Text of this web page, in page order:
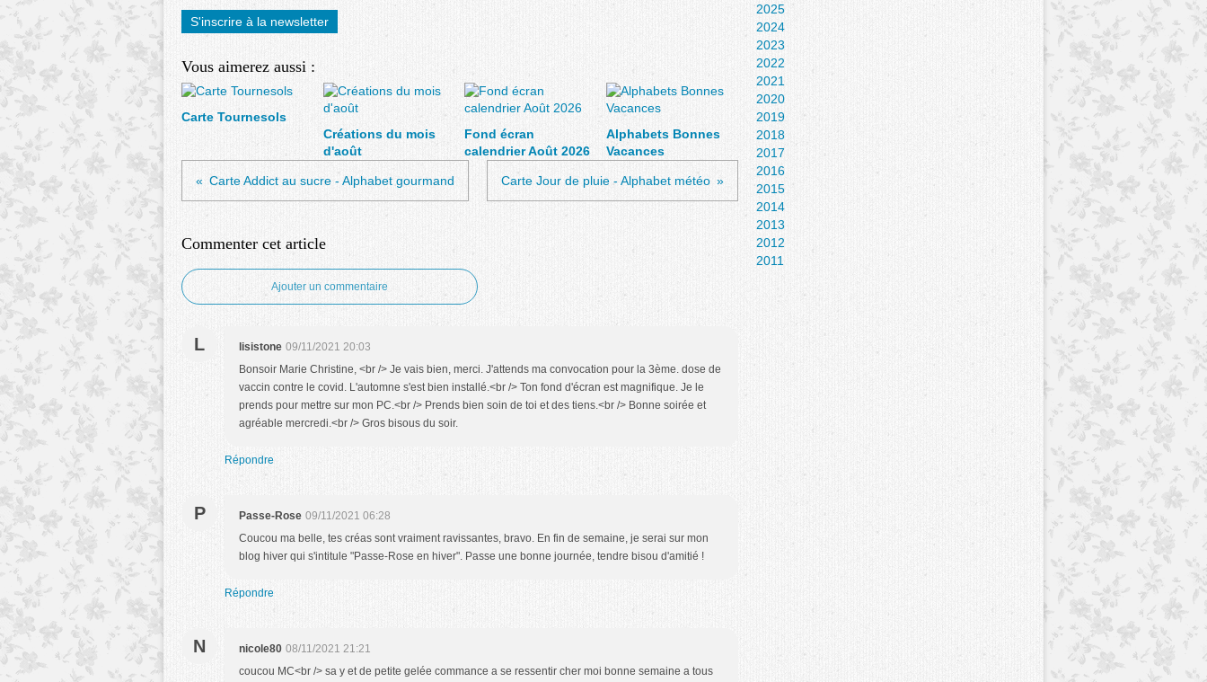
S'inscrire à la newsletter
Vous aimerez aussi :
Carte Tournesols
Créations du mois
d'août
Fond écran
calendrier Août 2026
Alphabets Bonnes
Vacances
Carte Addict au sucre - Alphabet gourmand Carte Jour de pluie - Alphabet météo
Commenter cet article
Ajouter un commentaire
L lisistone 09/11/2021 20:03
Bonsoir Marie Christine, <br /> Je vais bien, merci. J'attends ma convocation pour la 3ème. dose de
vaccin contre le covid. L'automne s'est bien installé.<br /> Ton fond d'écran est magnifique. Je le
prends pour mettre sur mon PC.<br /> Prends bien soin de toi et des tiens.<br /> Bonne soirée et
agréable mercredi.<br /> Gros bisous du soir.
Répondre
P Passe-Rose 09/11/2021 06:28
Coucou ma belle, tes créas sont vraiment ravissantes, bravo. En fin de semaine, je serai sur mon
blog hiver qui s'intitule "Passe-Rose en hiver". Passe une bonne journée, tendre bisou d'amitié !
Répondre
N nicole80 08/11/2021 21:21
coucou MC<br /> sa y et de petite gelée commance a se ressentir cher moi bonne semaine a tous
2025
2024
2023
2022
2021
2020
2019
2018
2017
2016
2015
2014
2013
2012
2011